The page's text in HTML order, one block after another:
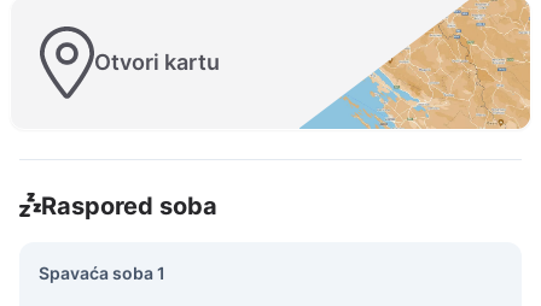
Otvori kartu
Raspored soba
Spavaća soba 1